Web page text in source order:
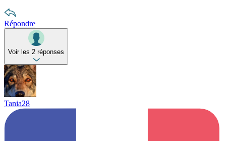
Répondre
Voir les 2 réponses
Tania28